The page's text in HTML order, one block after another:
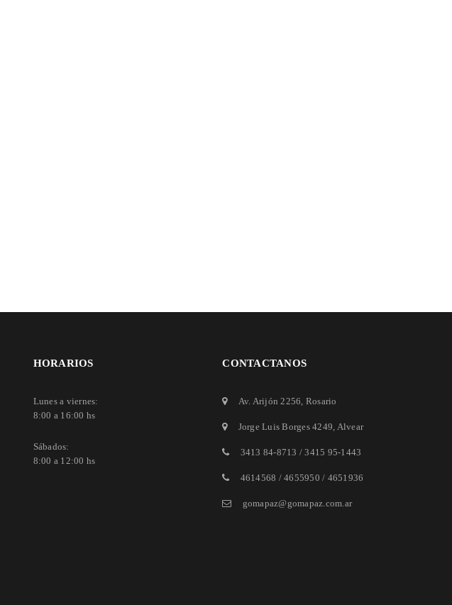
HORARIOS
Lunes a viernes:
8:00 a 16:00 hs
Sábados:
8:00 a 12:00 hs
CONTACTANOS
Av. Arijón 2256 , Rosario
Jorge Luis Borges 4249 , Alvear
3413 84-8713 /3415 95-1443
4614568 / 4655950 / 4651936
gomapaz@gomapaz.com.ar